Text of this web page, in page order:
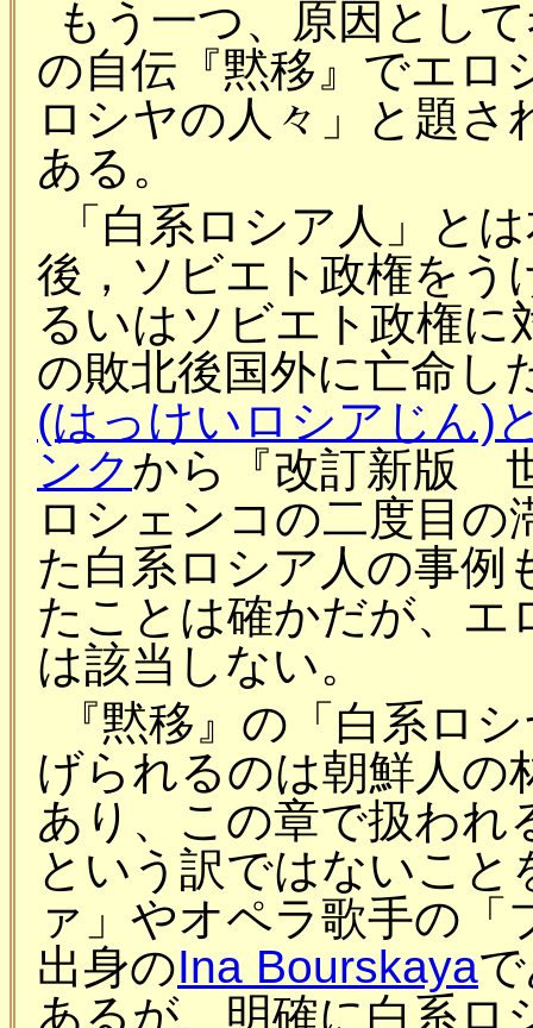
もう一つ、原因とし
の自伝『黙移』でエロ
ロシヤの人々」と題
ある。
「白系ロシア人」と
後，ソビエト政権をう
るいはソビエト政権に
の敗北後国外に亡命し
(はっけいロシアじん)
ンクから『改訂新版
ロシェンコの二度目の
た白系ロシア人の事例
たことは確かだが、エ
は該当しない。
『黙移』の「白系ロ
げられるのは朝鮮人の
あり、この章で扱われ
という訳ではないこ
ァ」やオペラ歌手の
出身のIna Bourskaya
あるが、明確に白系ロ